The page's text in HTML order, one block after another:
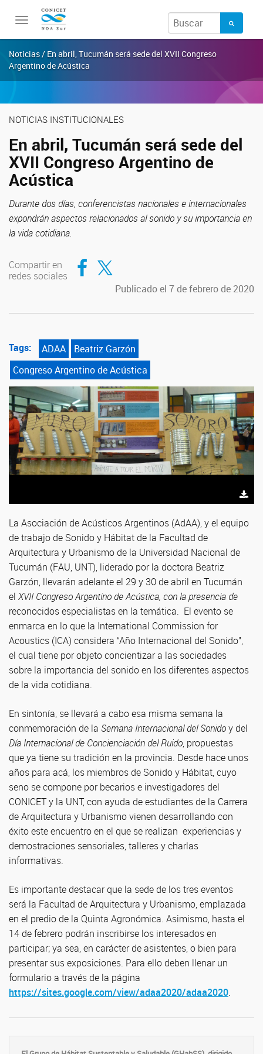
Toggle
navigation
Noticias / En abril, Tucumán será sede del XVII Congreso
Argentino de Acústica
NOTICIAS INSTITUCIONALES
En abril, Tucumán será sede del
XVII Congreso Argentino de
Acústica
Durante dos días, conferencistas nacionales e internacionales
expondrán aspectos relacionados al sonido y su importancia en
la vida cotidiana.
Compartir en
redes sociales
Compartir en Facebook
Compartir en Twitter
Publicado el 7 de febrero de 2020
Tags: ADAA
Beatriz Garzón
Congreso Argentino de Acústica
La Asociación de Acústicos Argentinos (AdAA), y el equipo
de trabajo de Sonido y Hábitat de la Facultad de
Arquitectura y Urbanismo de la Universidad Nacional de
Tucumán (FAU, UNT), liderado por la doctora Beatriz
Garzón, llevarán adelante el 29 y 30 de abril en Tucumán
el XVII Congreso Argentino de Acústica, con la presencia de
reconocidos especialistas en la temática. El evento se
enmarca en lo que la International Commission for
Acoustics (ICA) considera “Año Internacional del Sonido”,
el cual tiene por objeto concientizar a las sociedades
sobre la importancia del sonido en los diferentes aspectos
de la vida cotidiana.
En sintonía, se llevará a cabo esa misma semana la
conmemoración de la Semana Internacional del Sonidoy del
Día Internacional de Concienciación del Ruido, propuestas
que ya tiene su tradición en la provincia. Desde hace unos
años para acá, los miembros de Sonido y Hábitat, cuyo
seno se compone por becarios e investigadores del
CONICET y la UNT, con ayuda de estudiantes de la Carrera
de Arquitectura y Urbanismo vienen desarrollando con
éxito este encuentro en el que se realizan experiencias y
demostraciones sensoriales, talleres y charlas
informativas.
Es importante destacar que la sede de los tres eventos
será la Facultad de Arquitectura y Urbanismo, emplazada
en el predio de la Quinta Agronómica. Asimismo, hasta el
14 de febrero podrán inscribirse los interesados en
participar; ya sea, en carácter de asistentes, o bien para
presentar sus exposiciones. Para ello deben llenar un
formulario a través de la página
https://sites.google.com/view/adaa2020/adaa2020.